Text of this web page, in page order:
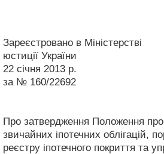
Зареєстровано в Міністерстві
юстиції України
22 січня 2013 р.
за № 160/22692
Про затвердження Положення про
звичайних іпотечних облігацій,
реєстру іпотечного покриття та